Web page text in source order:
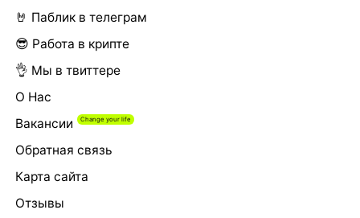
🤘 Паблик в телеграм
😎 Работа в крипте
👌 Мы в твиттере
О Нас
Вакансии
Обратная связь
Карта сайта
Отзывы